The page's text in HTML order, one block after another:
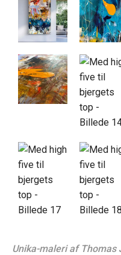
Unika-maleri af Thomas